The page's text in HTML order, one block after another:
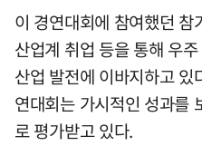
이 경연대회에 참여했던
산업계 취업 등을 통해 우
산업 발전에 이바지하고
연대회는 가시적인 성과를
로 평가받고 있다.